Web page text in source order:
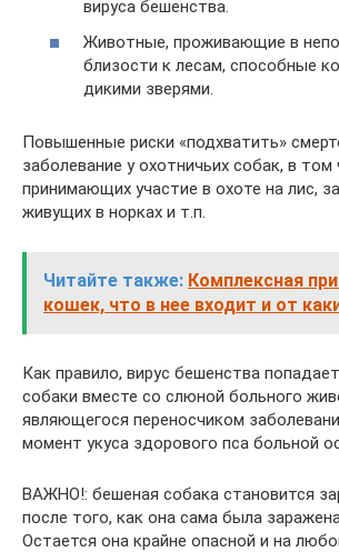
вируса бешенства.
Животные, проживающие в
близости к лесам, способные
дикими зверями.
Повышенные риски «подхватить»
заболевание у охотничьих собак, в том
принимающих участие в охоте на лис,
живущих в норках и т.п.
Читайте также: Комплексная
кошек, что в нее входит и от
Как правило, вирус бешенства
собаки вместе со слюной больного
являющегося переносчиком
момент укуса здорового пса больной
ВАЖНО!: бешеная собака становится
после того, как она сама была
Остается она крайне опасной и на